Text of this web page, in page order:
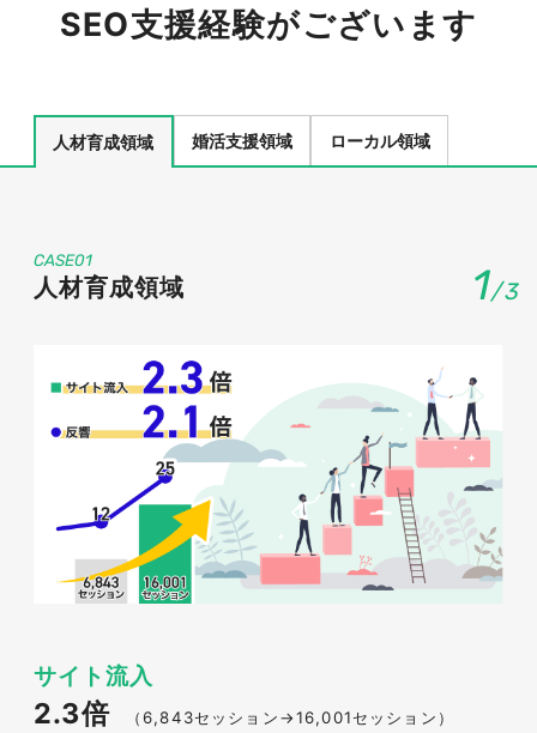
SEO支援経験がございます
人材育成領域 婚活支援領域 ローカル領域
1/3
CASE01
人材育成領域
サイト流入
2.3倍 （6,843セッション→16,001セッション）